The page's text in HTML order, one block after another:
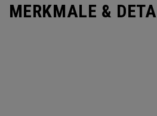
MERKMALE &